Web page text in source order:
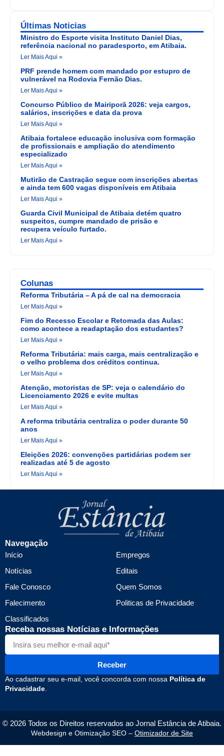
Últimas Noticias
Ministro do Esporte visita Instituto Daniel Dias,
referência nacional no paradesporto, em Atibaia.
Ler Mais Aqui »
PRF prende homem com mandado por estupro de
vulnerável na Rodovia Fernão Dias.
Ler Mais Aqui »
Concurso Público de Mairiporã 2026: veja cargos,
salários, inscrições e data da prova
Ler Mais Aqui »
Atibaia fortalece educação inclusiva com formação
de profissionais e ampliação do atendimento
especializado
Ler Mais Aqui »
Mutirão de Castração segue com inscrições abertas
e ainda tem 600 vagas disponíveis em Atibaia
Ler Mais Aqui »
Guarda Civil Municipal de Atibaia detém quatro
suspeitos, cumpre mandado de prisão e
recupera veículo furtado.
Ler Mais Aqui »
Colunas
Reforma Tributária – A pá de cal na democracia
Ler Mais Aqui »
Fim do Recesso Escolar e Retomada das Aulas:
como acontece a readaptação dos estudantes?
Ler Mais Aqui »
Reforma Tributária: mais carga, mais centralização e
o velho problema dos créditos continua.
Ler Mais Aqui »
Atenção, motoristas de SP: veja o calendário do
Licenciamento 2026 e evite multas
Ler Mais Aqui »
A reforma tributária centraliza o poder durante 50
anos
Ler Mais Aqui »
Eleições 2026: convenções partidárias podem ser
realizadas até 5 de agosto
Ler Mais Aqui »
Navegação
Início
Notícias
Fale Conosco
Falecimento
Classificados
Empregos
Editais
Quem Somos
Politicas de Privacidade
Receba nossas Notícias e Informações
Receber
Ao cadastrar seu e-mail, você concorda com nossa Política de
Privacidade.
© 2026 Todos os Direitos reservados ao Jornal Estância de Atibaia.
Webdesign e Otimização SEO – Otimizador de Site